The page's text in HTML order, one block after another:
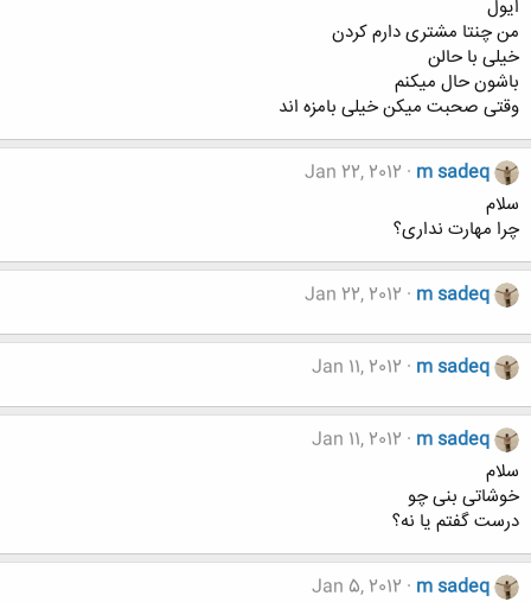
ایول
من چنتا مشتری دارم کردن
خیلی با حالن
باشون حال میکنم
وقتی صحبت میکن خیلی بامزه اند
m sadeq
Jan 22, 2012
سلام
چرا مهارت نداری؟
m sadeq
Jan 22, 2012
m sadeq
Jan 11, 2012
m sadeq
Jan 11, 2012
سلام
خوشاتی بنی چو
درست گفتم یا نه؟
m sadeq
Jan 5, 2012